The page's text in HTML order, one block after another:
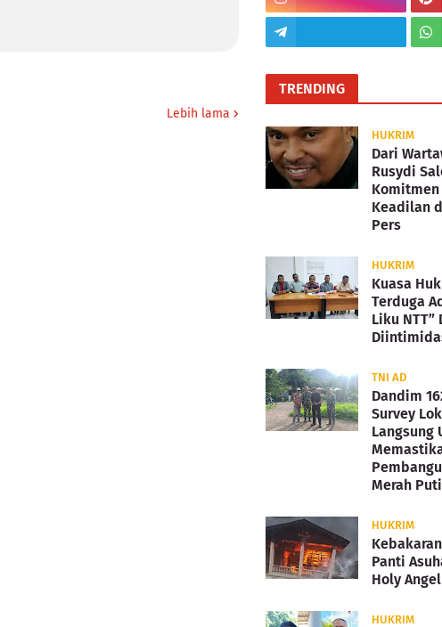
Lebih lama
TRENDING
HUKRIM
Dari
Rusydi
Keadilan
Pers
HUKRIM
Kuasa
Terduga
Liku
TNI AD
Dandim
Survey
Langsung
Merah
HUKRIM
Panti
Holy Angel
HUKRIM